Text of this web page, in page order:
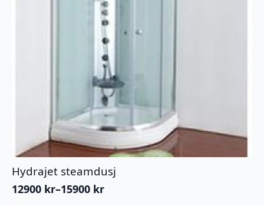
Hydrajet steamdusj
12900 kr–15900 kr
Prisområde: